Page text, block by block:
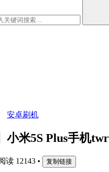
安卓刷机
小米5S Plus手机
读 12143 • 复制链接